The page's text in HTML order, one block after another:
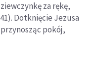
za rękę,
Dotknięcie Jezusa
pokój,